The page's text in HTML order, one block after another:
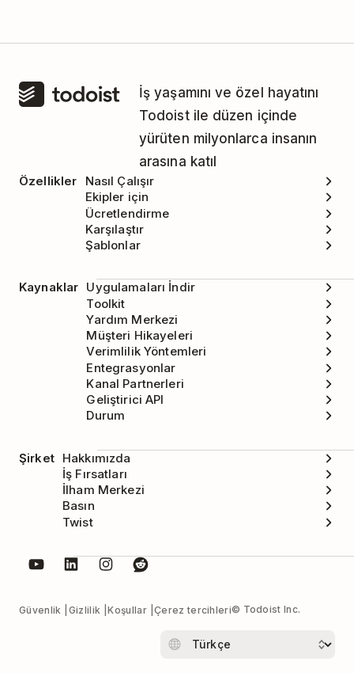
İş yaşamını ve özel hayatını
Todoist ile düzen içinde
yürüten milyonlarca insanın
arasına katıl
Özellikler
Nasıl Çalışır
Ekipler için
Ücretlendirme
Karşılaştır
Şablonlar
Kaynaklar Uygulamaları İndir
Toolkit
Yardım Merkezi
Müşteri Hikayeleri
Verimlilik Yöntemleri
Entegrasyonlar
Kanal Partnerleri
Geliştirici API
Durum
Şirket Hakkımızda
İş Fırsatları
İlham Merkezi
Basın
Twist
Güvenlik Gizlilik Koşullar Çerez tercihleri© Todoist Inc.